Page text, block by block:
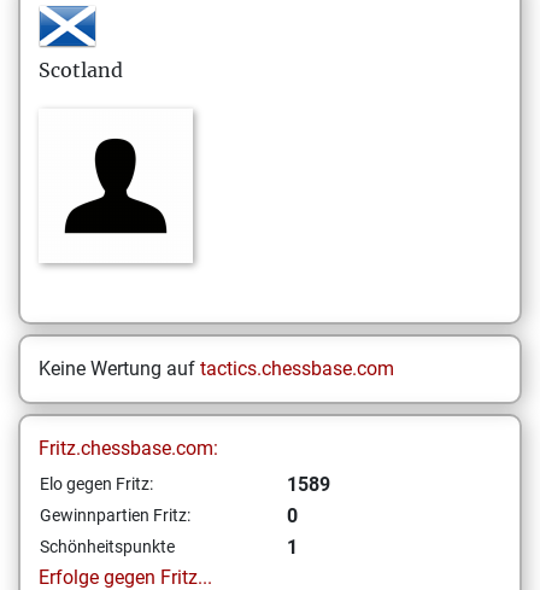
Scotland
Keine Wertung auf tactics.chessbase.com
Fritz.chessbase.com:
Elo gegen Fritz: 1589
Gewinnpartien Fritz: 0
Schönheitspunkte
1
Erfolge gegen Fritz...